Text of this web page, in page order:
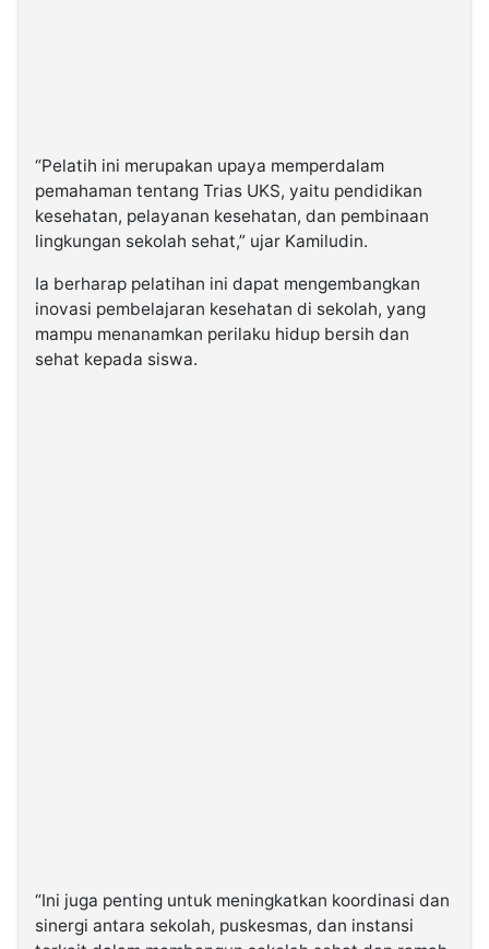
“Pelatih ini merupakan upaya memperdalam
pemahaman tentang Trias UKS, yaitu pendidikan
kesehatan, pelayanan kesehatan, dan pembinaan
lingkungan sekolah sehat,” ujar Kamiludin.
Ia berharap pelatihan ini dapat mengembangkan
inovasi pembelajaran kesehatan di sekolah, yang
mampu menanamkan perilaku hidup bersih dan
sehat kepada siswa.
“Ini juga penting untuk meningkatkan koordinasi dan
sinergi antara sekolah, puskesmas, dan instansi